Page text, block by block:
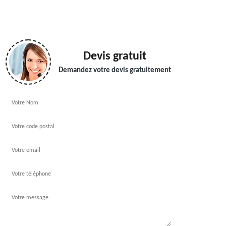
Devis gratuit
Demandez votre devis gratuitement